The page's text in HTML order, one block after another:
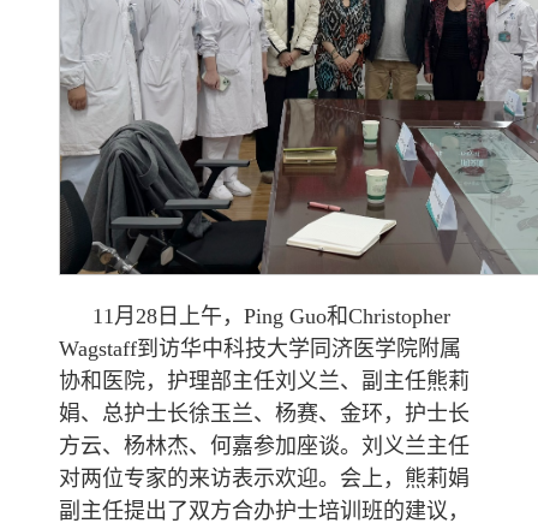
11月28日上午，Ping Guo和Christopher
Wagstaff到访华中科技大学同济医学院附属
协和医院，护理部主任刘义兰、副主任熊莉
娟、总护士长徐玉兰、杨赛、金环，护士长
方云、杨林杰、何嘉参加座谈。刘义兰主任
对两位专家的来访表示欢迎。会上，熊莉娟
副主任提出了双方合办护士培训班的建议，